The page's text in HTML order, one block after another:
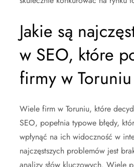
Jakie są
w SEO, które
firmy w Toruniu
Wiele firm w Toruniu, które
SEO, popełnia typowe błędy,
wpłynąć na ich widoczność w
najczęstszych problemów jest
analizy słów kluczowych. Wiele